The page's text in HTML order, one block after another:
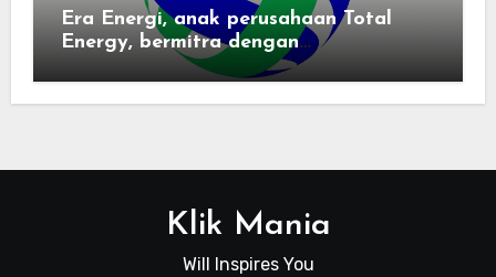
Era Energi, anak perusahaan Total
Energy, bermitra dengan
Zhuochuangtong untuk mempercepat
transisi energi Indonesia — raksasa
Klik Mania
Will Inspires You